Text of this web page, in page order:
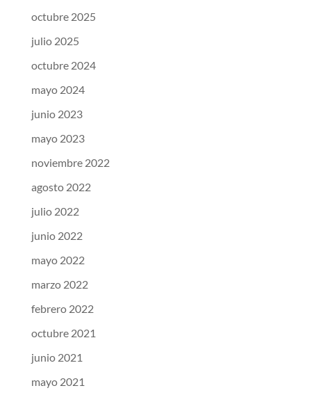
octubre 2025
julio 2025
octubre 2024
mayo 2024
junio 2023
mayo 2023
noviembre 2022
agosto 2022
julio 2022
junio 2022
mayo 2022
marzo 2022
febrero 2022
octubre 2021
junio 2021
mayo 2021